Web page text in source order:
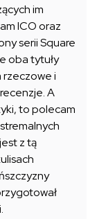
im
ICO oraz
serii Square
oba tytuły
rzeczowe i
A
to polecam
z tą